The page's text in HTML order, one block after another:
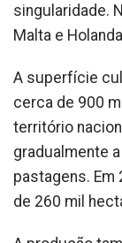
singularidade.
Malta e
A superfície
cerca de 900
território
gradualmente
pastagens. Em
de 260 mil